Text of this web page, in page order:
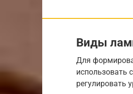
Виды
Для
использовать
регулировать